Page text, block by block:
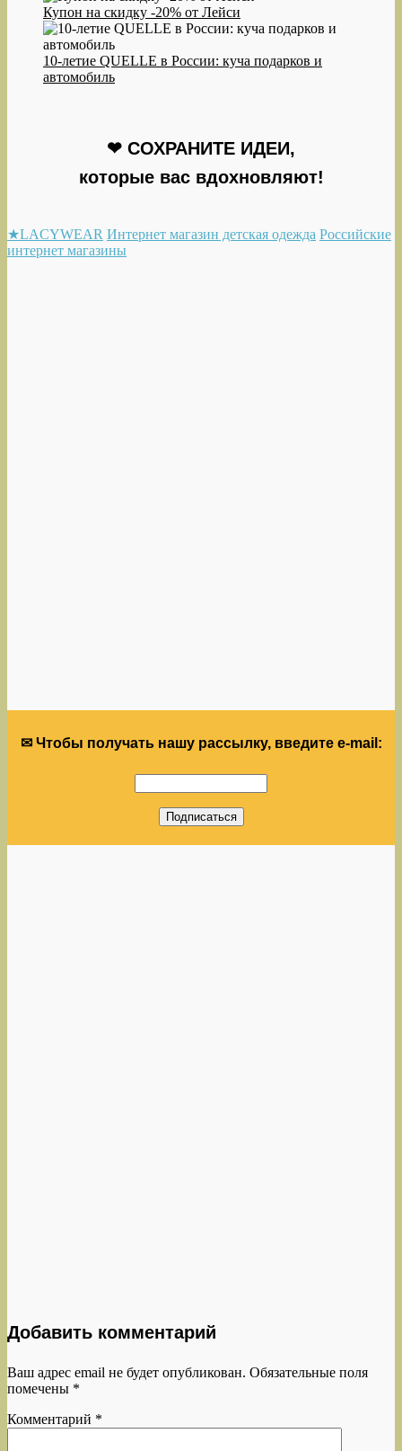
Купон на скидку -20% от Лейси
10-летие QUELLE в России: куча подарков и
автомобиль
❤ СОХРАНИТЕ ИДЕИ,
которые вас вдохновляют!
★LACYWEAR Интернет магазин детская одежда Российские
интернет магазины
✉ Чтобы получать нашу рассылку, введите e-mail:
Добавить комментарий
Ваш адрес email не будет опубликован. Обязательные поля
помечены *
Комментарий *